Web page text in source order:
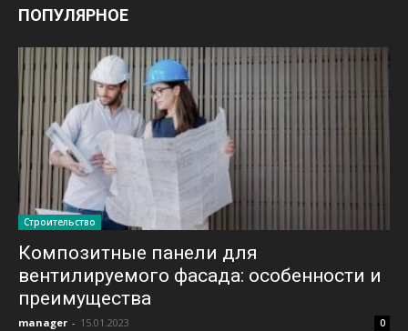
ПОПУЛЯРНОЕ
Строительство
Композитные панели для
вентилируемого фасада: особенности и
преимущества
manager - 15.01.2023 0